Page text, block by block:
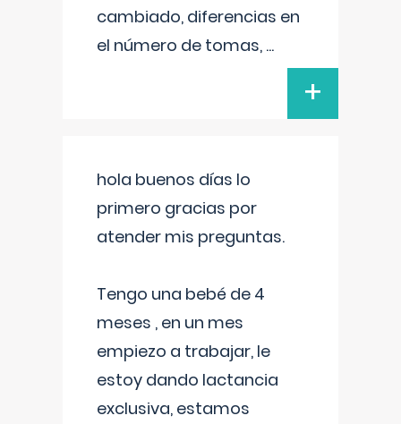
cambiado, diferencias en
el número de tomas, ...
+
hola buenos días lo
primero gracias por
atender mis preguntas.
Tengo una bebé de 4
meses , en un mes
empiezo a trabajar, le
estoy dando lactancia
exclusiva, estamos